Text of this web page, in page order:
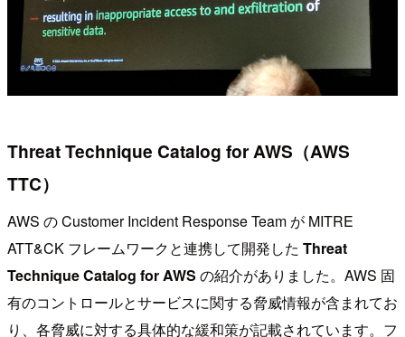
Threat Technique Catalog for AWS（AWS
TTC）
AWS の Customer Incident Response Team が MITRE
ATT&CK フレームワークと連携して開発した Threat
Technique Catalog for AWS の紹介がありました。AWS 固
有のコントロールとサービスに関する脅威情報が含まれてお
り、各脅威に対する具体的な緩和策が記載されています。フ